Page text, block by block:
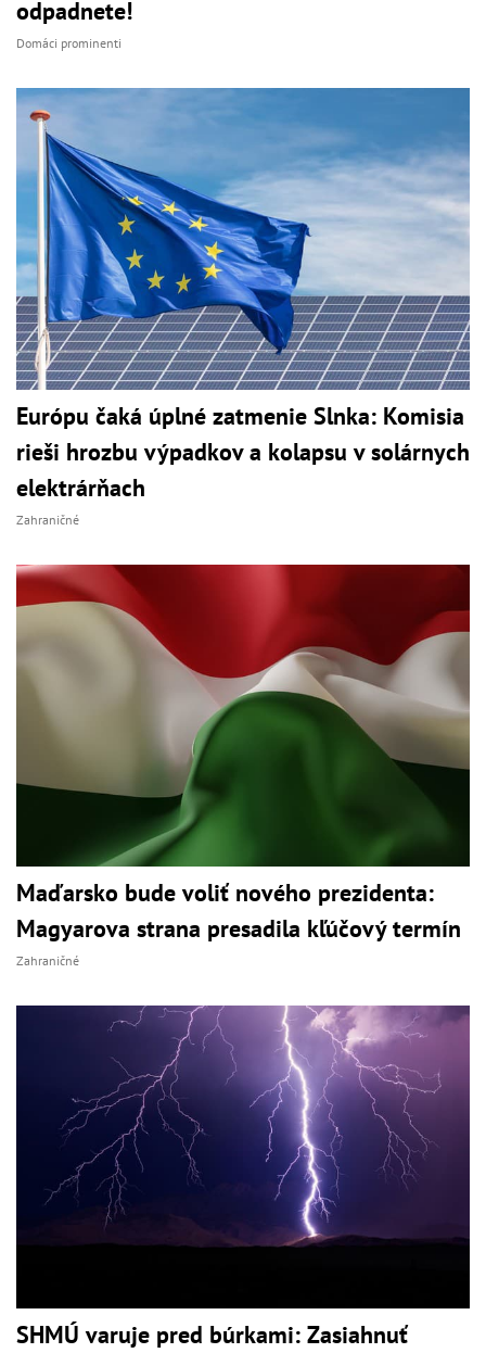
odpadnete!
Domáci prominenti
Európu čaká úplné zatmenie Slnka: Komisia
rieši hrozbu výpadkov a kolapsu v solárnych
elektrárňach
Zahraničné
Maďarsko bude voliť nového prezidenta:
Magyarova strana presadila kľúčový termín
Zahraničné
SHMÚ varuje pred búrkami: Zasiahnuť